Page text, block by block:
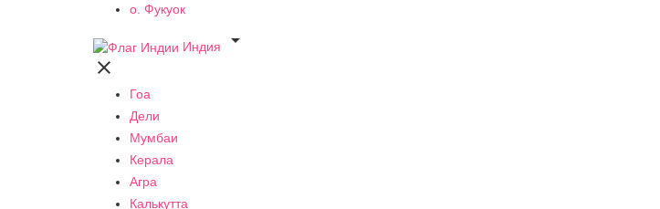
о. Фукуок
Индия


Гоа
Дели
Мумбаи
Керала
Агра
Калькутта